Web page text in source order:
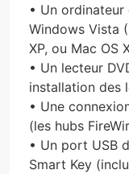
• Un
Windows Vista
XP, ou Mac OS
• Un lecteur
installation des
• Une
(les hubs
• Un port USB
Smart Key